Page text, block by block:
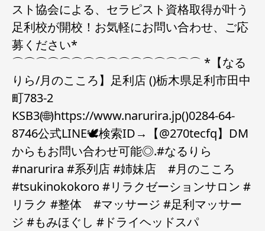
スト協会による、セラピスト資格取得が叶う
足利校が開校！お気軽にお問い合わせ、ご応
募ください*
⌒⌒⌒⌒⌒⌒⌒⌒⌒⌒⌒⌒⌒⌒⌒⌒ *【なる
りら/月のこころ】足利店 ()栃木県足利市田中
町783-2
KSB3(🌐)https://www.narurira.jp()0284-64-
8746公式LINE🕊検索ID→【@270tecfq】DM️
からもお問い合わせ可能◎.#なるりら
#narurira #系列店 #姉妹店 #月のこころ
#tsukinokokoro #リラクゼーションサロン #
リラク #整体 #マッサージ #足利マッサー
ジ #もみほぐし #ドライヘッドスパ